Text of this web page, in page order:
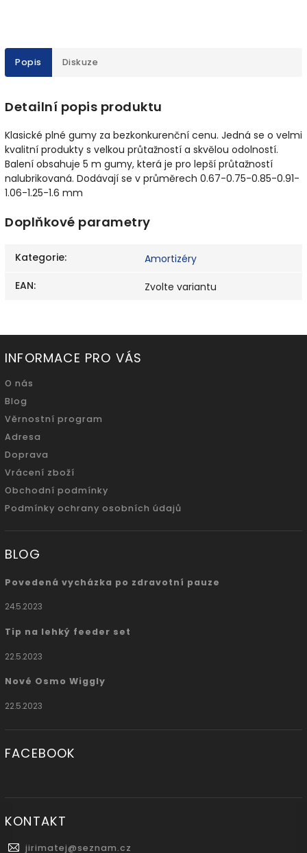
Popis Diskuze
Detailní popis produktu
Klasické plné gumy za bezkonkurenční cenu. Jedná se o velmi
kvalitní produkty s velkou průtažností a skvělou odolností.
Balení obsahuje 5 m gumy, která je pro lepší průtažností
nalubrikovaná. Dodávají se v průměrech 0.67-0.75-0.85-0.91-
1.06-1.25-1.6 mm
Doplňkové parametry
Kategorie:
Amortizéry
EAN: Zvolte variantu
INFORMACE PRO VÁS
O nás
Blog
Věrnostní program
Adresa
Doprava
Vrácení zboží
Obchodní podmínky
Podmínky ochrany osobních údajů
BLOG
Povedená vycházka po zdravotní pauze
24.5.2023
Tip na lehký feeder set
22.5.2023
Nové Osmo Wiggly
22.5.2023
FACEBOOK
KONTAKT
jirimatej@seznam.cz